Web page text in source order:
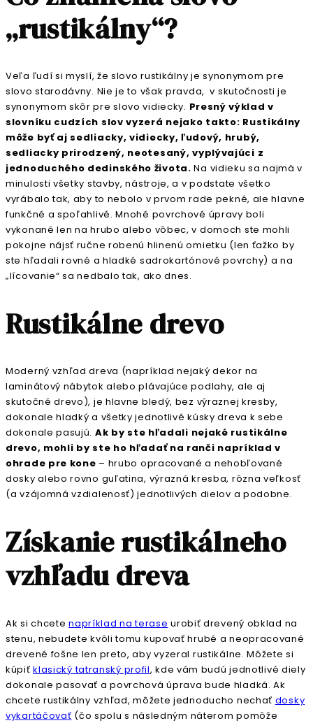
„rustikálny“?
Veľa ľudí si myslí, že slovo rustikálny je synonymom pre
slovo starodávny. Nie je to však pravda, v skutočnosti je
synonymom skôr pre slovo vidiecky. Presný výklad v
slovníku cudzích slov vyzerá nejako takto: Rustikálny
môže byť aj sedliacky, vidiecky, ľudový, hrubý,
sedliacky prirodzený, neotesaný, vyplývajúci z
jednoduchého dedinského života.Na vidieku sa najmä v
minulosti všetky stavby, nástroje, a v podstate všetko
vyrábalo tak, aby to nebolo v prvom rade pekné, ale hlavne
funkčné a spoľahlivé. Mnohé povrchové úpravy boli
vykonané len na hrubo alebo vôbec, v domoch ste mohli
pokojne nájsť ručne robenú hlinenú omietku (len ťažko by
ste hľadali rovné a hladké sadrokartónové povrchy) a na
„lícovanie“ sa nedbalo tak, ako dnes.
Rustikálne drevo
Moderný vzhľad dreva (napríklad nejaký dekor na
laminátový nábytok alebo plávajúce podlahy, ale aj
skutočné drevo), je hlavne bledý, bez výraznej kresby,
dokonale hladký a všetky jednotlivé kúsky dreva k sebe
dokonale pasujú. Ak by ste hľadali nejaké rustikálne
drevo, mohli by ste ho hľadať na ranči napríklad v
ohrade pre kone – hrubo opracované a nehobľované
dosky alebo rovno guľatina, výrazná kresba, rôzna veľkosť
(a vzájomná vzdialenosť) jednotlivých dielov a podobne.
Získanie rustikálneho
vzhľadu dreva
Ak si chcetenapríklad na terase urobiť drevený obklad na
stenu, nebudete kvôli tomu kupovať hrubé a neopracované
drevené fošne len preto, aby vyzeral rustikálne. Môžete si
kúpiťklasický tatranský profil, kde vám budú jednotlivé diely
dokonale pasovať a povrchová úprava bude hladká. Ak
chcete rustikálny vzhľad, môžete jednoducho nechať dosky
vykartáčovať (čo spolu s následným náterom pomôže